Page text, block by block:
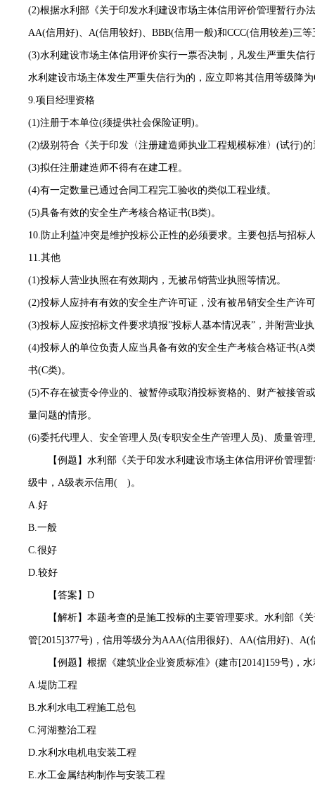
(2)根据水利部《关于印发水利建设市场主体信用评价管理暂行办
AA(信用好)、A(信用较好)、BBB(信用一般)和CCC(信用较差)三等
(3)水利建设市场主体信用评价实行一票否决制，凡发生严重失信
水利建设市场主体发生严重失信行为的，应立即将其信用等级降
9.项目经理资格
(1)注册于本单位(须提供社会保险证明)。
(2)级别符合《关于印发〈注册建造师执业工程规模标准〉(试行)
(3)拟任注册建造师不得有在建工程。
(4)有一定数量已通过合同工程完工验收的类似工程业绩。
(5)具备有效的安全生产考核合格证书(B类)。
10.防止利益冲突是维护投标公正性的必须要求。主要包括与招标
11.其他
(1)投标人营业执照在有效期内，无被吊销营业执照等情况。
(2)投标人应持有有效的安全生产许可证，没有被吊销安全生产许
(3)投标人应按招标文件要求填报”投标人基本情况表”，并附营业
(4)投标人的单位负责人应当具备有效的安全生产考核合格证书(A
书(C类)。
(5)不存在被责令停业的、被暂停或取消投标资格的、财产被接管
量问题的情形。
(6)委托代理人、安全管理人员(专职安全生产管理人员)、质量管
【例题】水利部《关于印发水利建设市场主体信用评价管理暂
级中，A级表示信用( )。
A.好
B.一般
C.很好
D.较好
【答案】 D
【解析】本题考查的是施工投标的主要管理要求。水利部《关
管[2015]377号)，信用等级分为AAA(信用很好)、AA(信用好)、
【例题】根据《建筑业企业资质标准》 (建市[2014]159号)，
A.堤防工程
B.水利水电工程施工总包
C.河湖整治工程
D.水利水电机电安装工程
E.水工金属结构制作与安装工程